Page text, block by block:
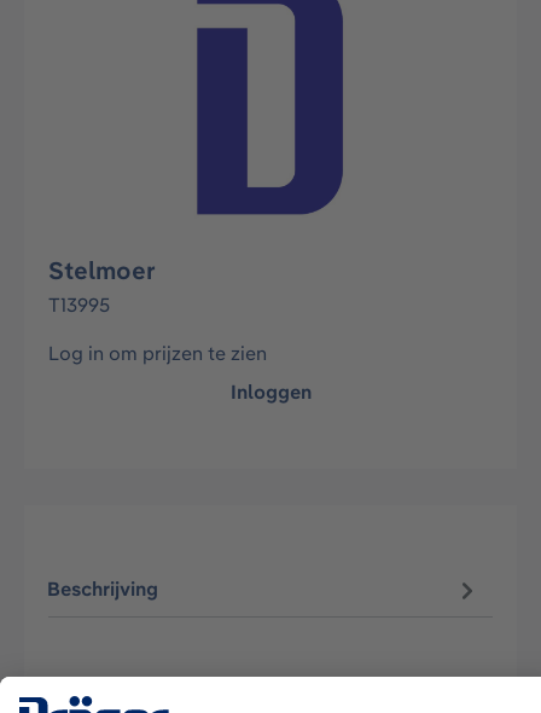
Stelmoer
T13995
Log in om prijzen te zien
Inloggen
Beschrijving